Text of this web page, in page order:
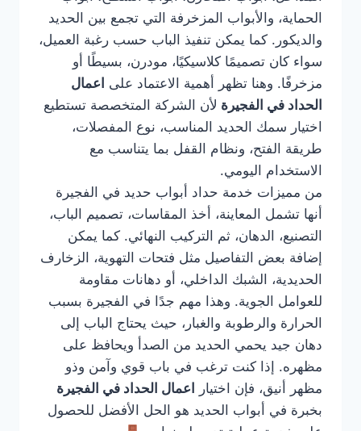
الحماية، والأبواب المزخرفة التي تجمع بين الحديد
والديكور. كما يمكن تنفيذ الباب حسب رغبة العميل،
سواء كان تصميمًا كلاسيكيًا، مودرن، بسيطًا أو
مزخرفًا. وهنا تظهر أهمية الاعتماد على اعمال
الحداد في الفجيرة لأن الشركة المتخصصة تستطيع
اختيار سمك الحديد المناسب، نوع المفصلات،
طريقة الفتح، ونظام القفل بما يتناسب مع
الاستخدام اليومي.
من مميزات خدمة حداد أبواب حديد في الفجيرة
أنها تشمل المعاينة، أخذ المقاسات، تصميم الباب،
التصنيع، الدهان، ثم التركيب النهائي. كما يمكن
إضافة بعض التفاصيل مثل فتحات التهوية، الزخارف
الحديدية، الشبك الداخلي، أو دهانات مقاومة
للعوامل الجوية. وهذا مهم جدًا في الفجيرة بسبب
الحرارة والرطوبة والغبار، حيث يحتاج الباب إلى
دهان جيد يحمي الحديد من الصدأ ويحافظ على
مظهره. إذا كنت ترغب في باب قوي وآمن وذو
مظهر أنيق، فإن اختيار
اعمال الحداد في الفجيرة
بخبرة في أبواب الحديد هو الحل الأفضل للحصول